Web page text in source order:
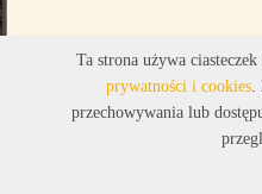
Legenda
Ta strona używa
prywatności i cookies.
przechowywania lub